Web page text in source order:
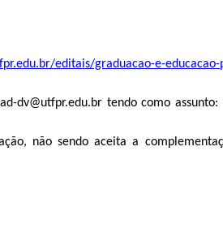
editais/graduacao-e-educacao-
dv@utfpr.edu.br tendo como
não sendo aceita a